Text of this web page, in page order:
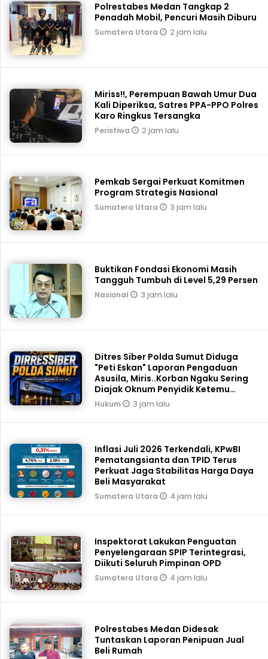
Polrestabes Medan Tangkap 2
Penadah Mobil, Pencuri Masih Diburu
Sumatera Utara 2 jam lalu
Miriss!!, Perempuan Bawah Umur Dua
Kali Diperiksa, Satres PPA-PPO Polres
Karo Ringkus Tersangka
Peristiwa 2 jam lalu
Pemkab Sergai Perkuat Komitmen
Program Strategis Nasional
Sumatera Utara 3 jam lalu
Buktikan Fondasi Ekonomi Masih
Tangguh Tumbuh di Level 5,29 Persen
Nasional 3 jam lalu
Ditres Siber Polda Sumut Diduga
"Peti Eskan" Laporan Pengaduan
Asusila, Miris..Korban Ngaku Sering
Diajak Oknum Penyidik Ketemu
Tengah Malam
Hukum 3 jam lalu
Inflasi Juli 2026 Terkendali, KPwBI
Pematangsianta dan TPID Terus
Perkuat Jaga Stabilitas Harga Daya
Beli Masyarakat
Sumatera Utara 4 jam lalu
Inspektorat Lakukan Penguatan
Penyelengaraan SPIP Terintegrasi,
Diikuti Seluruh Pimpinan OPD
Sumatera Utara 4 jam lalu
Polrestabes Medan Didesak
Tuntaskan Laporan Penipuan Jual
Beli Rumah